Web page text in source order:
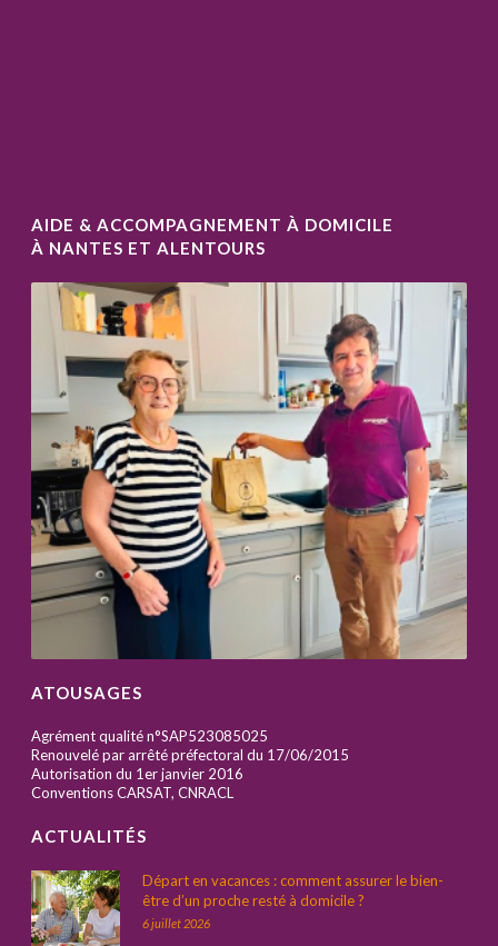
AIDE & ACCOMPAGNEMENT À DOMICILE
À NANTES ET ALENTOURS
ATOUSAGES
Agrément qualité n°SAP523085025
Renouvelé par arrêté préfectoral du 17/06/2015
Autorisation du 1er janvier 2016
Conventions CARSAT, CNRACL
ACTUALITÉS
Départ en vacances : comment assurer le bien-
être d’un proche resté à domicile ?
6 juillet 2026